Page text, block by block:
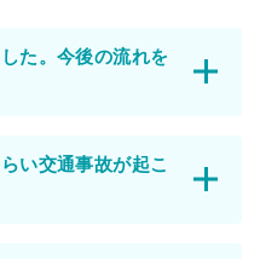
た。今後の流れを
い交通事故が起こ